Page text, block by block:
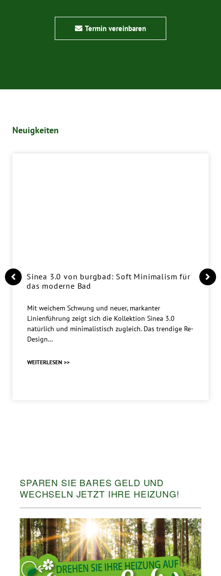
Termin vereinbaren
Neuigkeiten
Sinea 3.0 von burgbad: Soft Minimalism für
das moderne Bad
Mit weichem Schwung und neuer, markanter
Linienführung zeigt sich die Kollektion Sinea 3.0
natürlich und minimalistisch zugleich. Das trendige Re-
Design…
WEITERLESEN >>
SPAREN SIE BARES GELD UND
WECHSELN JETZT IHRE HEIZUNG!